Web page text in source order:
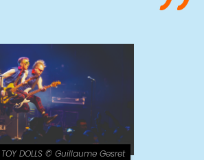
TOY DOLLS © Guillaume Gesret